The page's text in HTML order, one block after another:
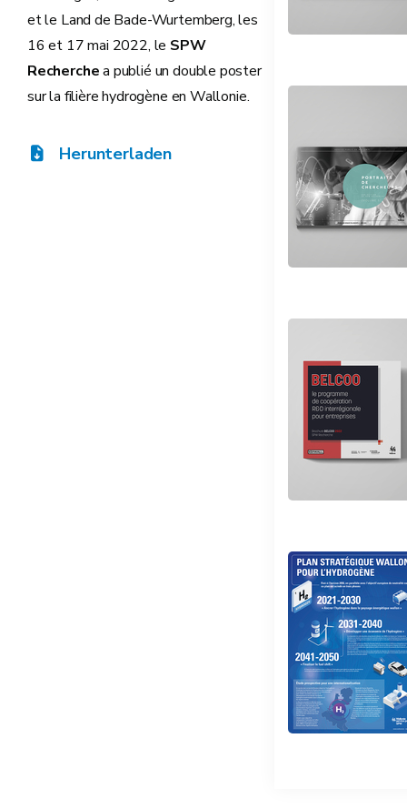
et le Land de Bade-Wurtemberg, les
16 et 17 mai 2022, le SPW
Recherchea publié un double poster
sur la filière hydrogène en Wallonie.
Herunterladen